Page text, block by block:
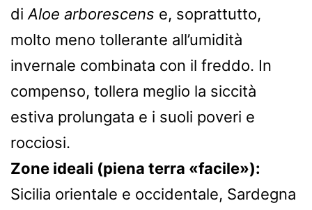
di Aloe arborescens e, soprattutto,
molto meno tollerante all’umidità
invernale combinata con il freddo. In
compenso, tollera meglio la siccità
estiva prolungata e i suoli poveri e
rocciosi.
Zone ideali (piena terra «facile»):
Sicilia orientale e occidentale, Sardegna